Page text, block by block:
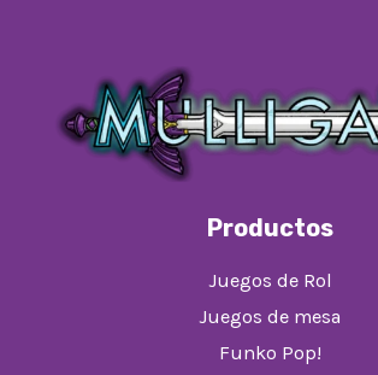
Productos
Juegos de Rol
Juegos de mesa
Funko Pop!